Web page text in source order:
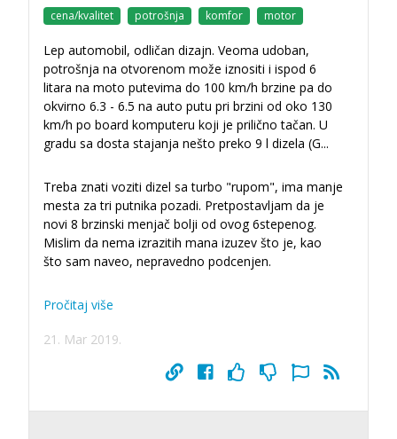
cena/kvalitet potrošnja komfor motor
Lep automobil, odličan dizajn. Veoma udoban,
potrošnja na otvorenom može iznositi i ispod 6
litara na moto putevima do 100 km/h brzine pa do
okvirno 6.3 - 6.5 na auto putu pri brzini od oko 130
km/h po board komputeru koji je prilično tačan. U
gradu sa dosta stajanja nešto preko 9 l dizela (G...
Treba znati voziti dizel sa turbo "rupom", ima manje
mesta za tri putnika pozadi. Pretpostavljam da je
novi 8 brzinski menjač bolji od ovog 6stepenog.
Mislim da nema izrazitih mana izuzev što je, kao
što sam naveo, nepravedno podcenjen.
Pročitaj više
21. Mar 2019.